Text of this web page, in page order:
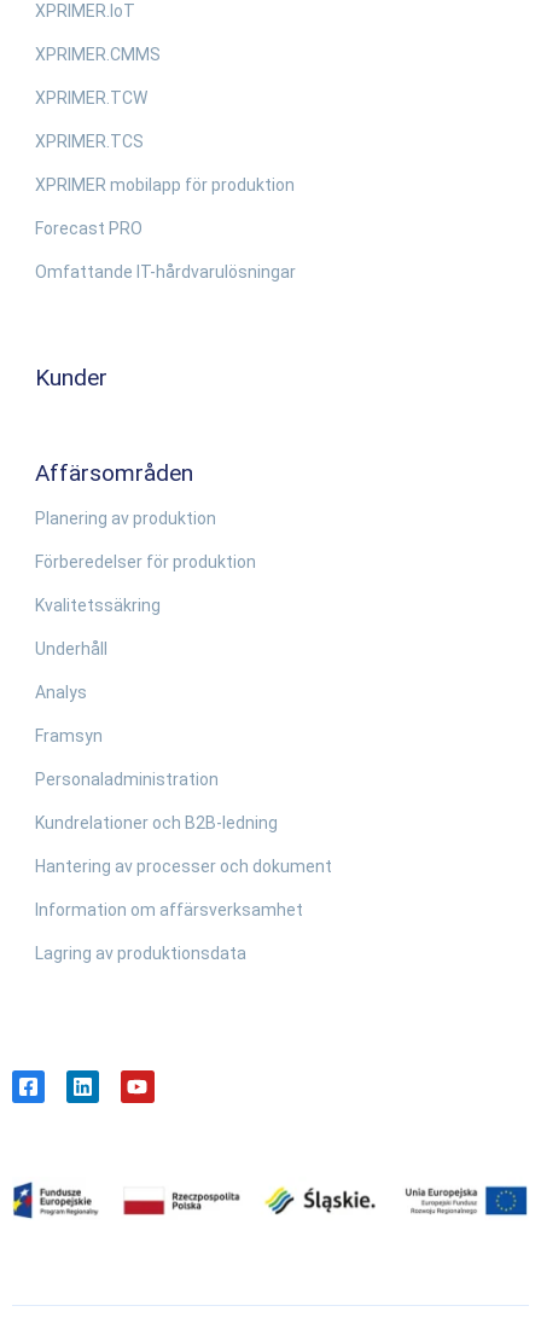
XPRIMER.IoT
XPRIMER.CMMS
XPRIMER.TCW
XPRIMER.TCS
XPRIMER mobilapp för produktion
Forecast PRO
Omfattande IT-hårdvarulösningar
Kunder
Affärsområden
Planering av produktion
Förberedelser för produktion
Kvalitetssäkring
Underhåll
Analys
Framsyn
Personaladministration
Kundrelationer och B2B-ledning
Hantering av processer och dokument
Information om affärsverksamhet
Lagring av produktionsdata